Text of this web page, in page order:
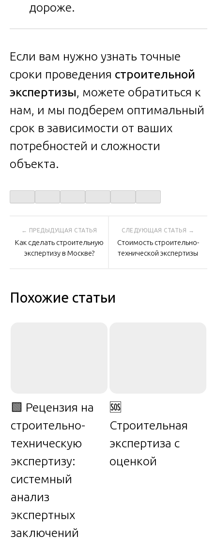
дороже.
Если вам нужно узнать точные
сроки проведения строительной
экспертизы, можете обратиться к
нам, и мы подберем оптимальный
срок в зависимости от ваших
потребностей и сложности
объекта.
Навигация
по
Как сделать строительную
экспертизу в Москве?
Стоимость строительно-
технической экспертизы
Похожие статьи
🟩 Рецензия на
строительно-
техническую
экспертизу:
системный
анализ
экспертных
заключений
🆘
Строительная
экспертиза с
оценкой